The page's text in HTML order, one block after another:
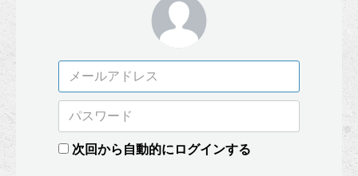
次回から自動的にログインする